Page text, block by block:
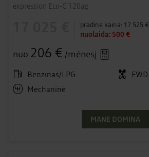
expression Eco-G 120ag
pradinė kaina: 17 525 €
nuolaida: 500 €
nuo 206 € /mėnesį
Benzinas/LPG
FWD
Mechaninė
MANE DOMINA